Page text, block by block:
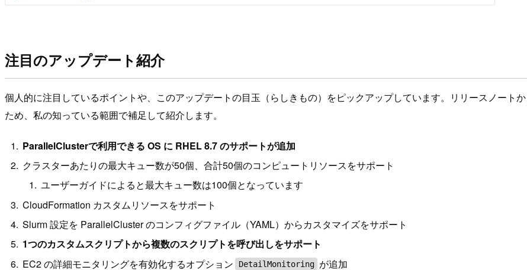
注目のアップデート紹介
個人的に注目しているポイントや、このアップデートの目玉（らしきもの）をピックアップしています。リリースノート
ため、私の知っている範囲で補足して紹介します。
ParallelClusterで利用できる OS に RHEL 8.7 のサポートが追加
クラスターあたりの最大キュー数が50個、合計50個のコンピュートリソースをサポート
ユーザーガイドによると最大キュー数は100個となっています
CloudFormation カスタムリソースをサポート
Slurm 設定を ParallelCluster のコンフィグファイル（YAML）からカスタマイズをサポート
1つのカスタムスクリプトから複数のスクリプトを呼び出しをサポート
EC2 の詳細モニタリングを有効化するオプション
DetailMonitoring が追加